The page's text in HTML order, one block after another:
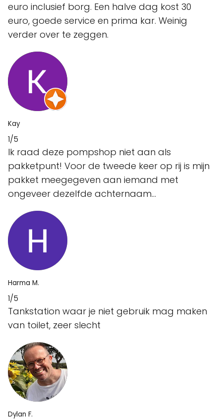
euro inclusief borg. Een halve dag kost 30
euro, goede service en prima kar. Weinig
verder over te zeggen.
Kay
1/5
Ik raad deze pompshop niet aan als
pakketpunt! Voor de tweede keer op rij is mijn
pakket meegegeven aan iemand met
ongeveer dezelfde achternaam...
Harma M.
1/5
Tankstation waar je niet gebruik mag maken
van toilet, zeer slecht
Dylan F.